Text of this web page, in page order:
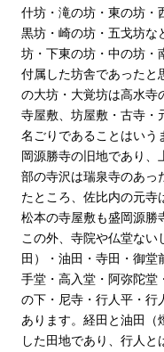
什坊・滝の坊・東の坊・
黒坊・崎の坊・五戈坊な
坊・下東の坊・中の坊・
付属した坊舎であったと
の大坊・大覚坊は高水寺
寺屋敷、坊屋敷・古寺・
名ごりであることはいう
岡源勝寺の旧地であり、
部の寺沢は瑞泉寺のあっ
たところ、佐比内の元寺
松本の寺屋敷も盛岡源勝
この外、寺院や仏堂な
田）・油田・寺田・御堂
手堂・高入堂・阿弥陀堂
の下・尼寺・行人平・行
あります。経田と油田（
した田地であり、行人